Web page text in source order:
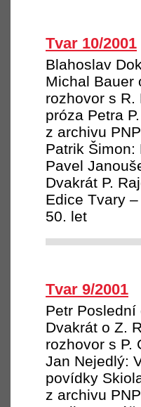
Tvar 10/2001
Blahoslav
Michal Bauer
rozhovor s R.
próza Petra
z archivu
Patrik
Pavel
Dvakrát P.
Edice Tvary
50. let
Tvar 9/2001
Petr Poslední
Dvakrát o Z.
rozhovor s P.
Jan Nejedlý:
povídky
z archivu